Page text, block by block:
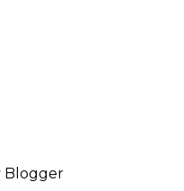
Blogger